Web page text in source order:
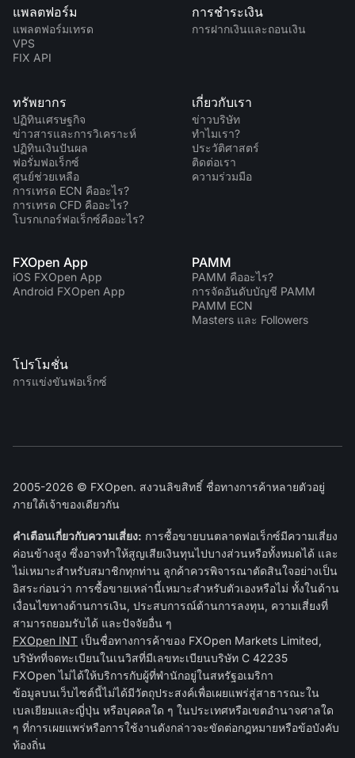
แพลตฟอร์ม
แพลตฟอร์มเทรด
VPS
FIX API
การชำระเงิน
การฝากเงินและถอนเงิน
ทรัพยากร
ปฏิทินเศรษฐกิจ
ข่าวสารและการวิเคราะห์
ปฏิทินเงินปันผล
ฟอรั่มฟอเร็กซ์
ศูนย์ช่วยเหลือ
การเทรด ECN คืออะไร?
การเทรด CFD คืออะไร?
โบรกเกอร์ฟอเร็กซ์คืออะไร?
เกี่ยวกับเรา
ข่าวบริษัท
ทำไมเรา?
ประวัติศาสตร์
ติดต่อเรา
ความร่วมมือ
FXOpen App
iOS FXOpen App
Android FXOpen App
PAMM
PAMM คืออะไร?
การจัดอันดับบัญชี PAMM
PAMM ECN
Masters และ Followers
โปรโมชั่น
การแข่งขันฟอเร็กซ์
2005-2026 © FXOpen. สงวนลิขสิทธิ์ ชื่อทางการค้าหลายตัวอยู่
ภายใต้เจ้าของเดียวกัน
คำเตือนเกี่ยวกับความเสี่ยง: การซื้อขายบนตลาดฟอเร็กซ์มีความเสี่ยง
ค่อนข้างสูง ซึ่งอาจทำให้สูญเสียเงินทุนไปบางส่วนหรือทั้งหมดได้ และ
ไม่เหมาะสำหรับสมาชิกทุกท่าน ลูกค้าควรพิจารณาตัดสินใจอย่างเป็น
อิสระก่อนว่า การซื้อขายเหล่านี้เหมาะสำหรับตัวเองหรือไม่ ทั้งในด้าน
เงื่อนไขทางด้านการเงิน, ประสบการณ์ด้านการลงทุน, ความเสี่ยงที่
สามารถยอมรับได้ และปัจจัยอื่น ๆ
FXOpen INT เป็นชื่อทางการค้าของ FXOpen Markets Limited,
บริษัทที่จดทะเบียนในเนวิสที่มีเลขทะเบียนบริษัท C 42235
FXOpen ไม่ได้ให้บริการกับผู้ที่พำนักอยู่ในสหรัฐอเมริกา
ข้อมูลบนเว็บไซต์นี้ไม่ได้มีวัตถุประสงค์เพื่อเผยแพร่สู่สาธารณะใน
เบลเยียมและญี่ปุ่น หรือบุคคลใด ๆ ในประเทศหรือเขตอำนาจศาลใด
ๆ ที่การเผยแพร่หรือการใช้งานดังกล่าวจะขัดต่อกฎหมายหรือข้อบังคับ
ท้องถิ่น